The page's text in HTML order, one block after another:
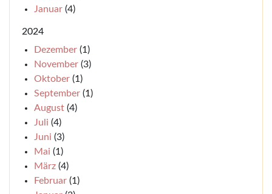
Januar (4)
2024
Dezember (1)
November (3)
Oktober (1)
September (1)
August (4)
Juli (4)
Juni (3)
Mai (1)
März (4)
Februar (1)